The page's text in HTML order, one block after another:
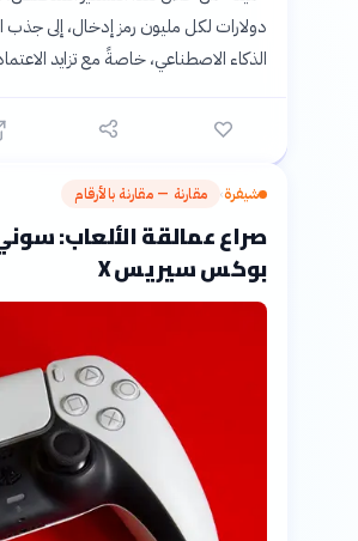
دولارات لكل مليون رمز إدخال، إلى
الذكاء الاصطناعي، خاصةً مع تزايد
شيفرة› مقارنة — مقارنة بالأرقام
بوكس سيريس X